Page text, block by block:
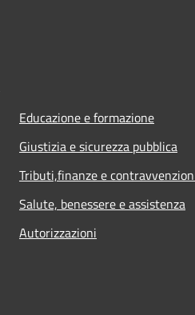
Educazione e formazione
Giustizia e sicurezza pubblica
Tributi,finanze e
Salute, benessere e assistenza
Autorizzazioni